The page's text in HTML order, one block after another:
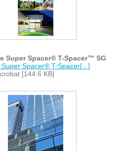
Super Spacer® T-Spacer™ SG
Spacer® T-Spacer[...]
[144.6 KB]